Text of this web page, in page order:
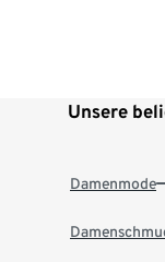
Unsere
Damenmode